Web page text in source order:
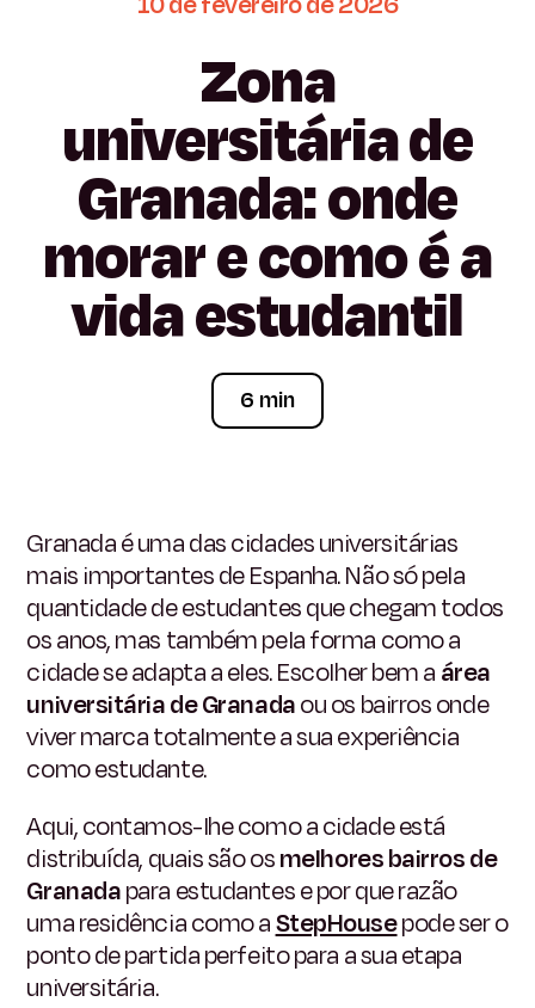
Zona
universitáriade
Granada:onde
morarecomoéa
vidaestudantil
6 min
Granada é uma das cidades universitárias
mais importantes de Espanha. Não só pela
quantidade de estudantes que chegam todos
os anos, mas também pela forma como a
cidade se adapta a eles. Escolher bem a área
universitária de Granadaou os bairros onde
viver marca totalmente a sua experiência
como estudante.
Aqui, contamos-lhe como a cidade está
distribuída, quais são osmelhores bairros de
Granadapara estudantes e por que razão
uma residência como aStepHousepode ser o
ponto de partida perfeito para a sua etapa
universitária.